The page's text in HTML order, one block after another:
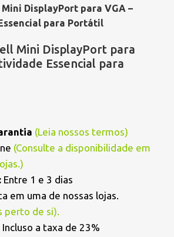
DisplayPort para VGA –
para Portátil
Mini DisplayPort para
Essencial para
(Leia nossos termos)
(Consulte a disponibilidade em
Entre 1 e 3 dias
em uma de nossas lojas.
perto de si).
Incluso a taxa de 23%